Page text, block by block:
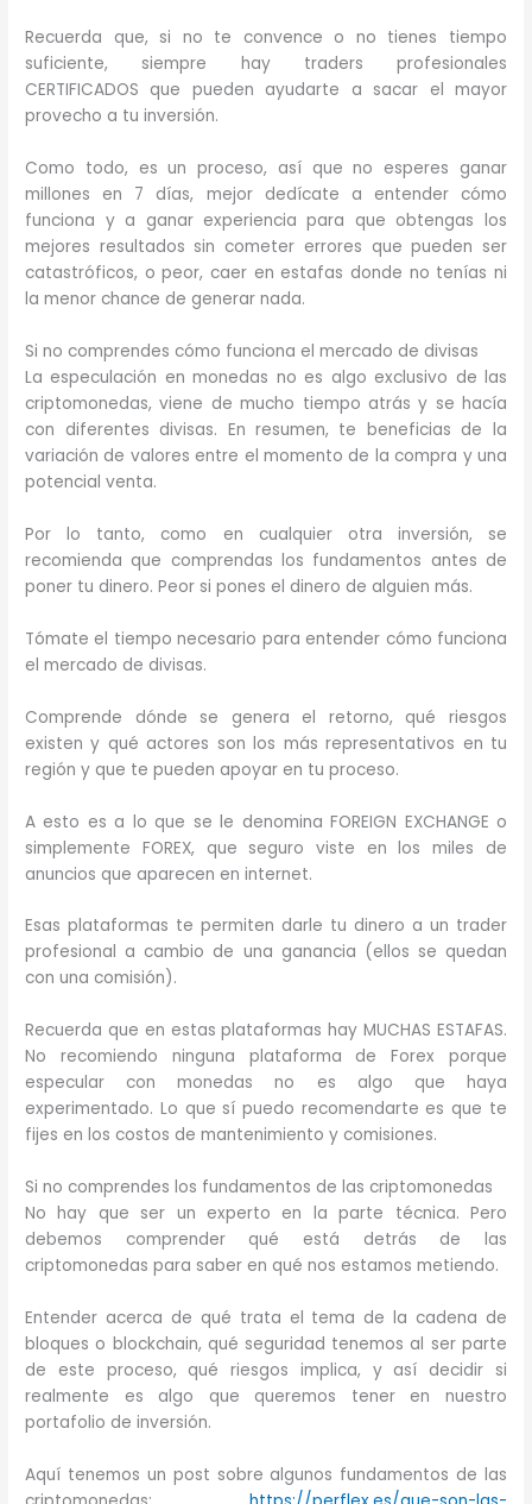
Recuerda que, si no te convence o no tienes tiempo
suficiente, siempre hay traders profesionales
CERTIFICADOS que pueden ayudarte a sacar el mayor
provecho a tu inversión.
Como todo, es un proceso, así que no esperes ganar
millones en 7 días, mejor dedícate a entender cómo
funciona y a ganar experiencia para que obtengas los
mejores resultados sin cometer errores que pueden ser
catastróficos, o peor, caer en estafas donde no tenías ni
la menor chance de generar nada.
Si no comprendes cómo funciona el mercado de divisas
La especulación en monedas no es algo exclusivo de las
criptomonedas, viene de mucho tiempo atrás y se hacía
con diferentes divisas. En resumen, te beneficias de la
variación de valores entre el momento de la compra y una
potencial venta.
Por lo tanto, como en cualquier otra inversión, se
recomienda que comprendas los fundamentos antes de
poner tu dinero. Peor si pones el dinero de alguien más.
Tómate el tiempo necesario para entender cómo funciona
el mercado de divisas.
Comprende dónde se genera el retorno, qué riesgos
existen y qué actores son los más representativos en tu
región y que te pueden apoyar en tu proceso.
A esto es a lo que se le denomina FOREIGN EXCHANGE o
simplemente FOREX, que seguro viste en los miles de
anuncios que aparecen en internet.
Esas plataformas te permiten darle tu dinero a un trader
profesional a cambio de una ganancia (ellos se quedan
con una comisión).
Recuerda que en estas plataformas hay MUCHAS ESTAFAS.
No recomiendo ninguna plataforma de Forex porque
especular con monedas no es algo que haya
experimentado. Lo que sí puedo recomendarte es que te
fijes en los costos de mantenimiento y comisiones.
Si no comprendes los fundamentos de las criptomonedas
No hay que ser un experto en la parte técnica. Pero
debemos comprender qué está detrás de las
criptomonedas para saber en qué nos estamos metiendo.
Entender acerca de qué trata el tema de la cadena de
bloques o blockchain, qué seguridad tenemos al ser parte
de este proceso, qué riesgos implica, y así decidir si
realmente es algo que queremos tener en nuestro
portafolio de inversión.
Aquí tenemos un post sobre algunos fundamentos de las